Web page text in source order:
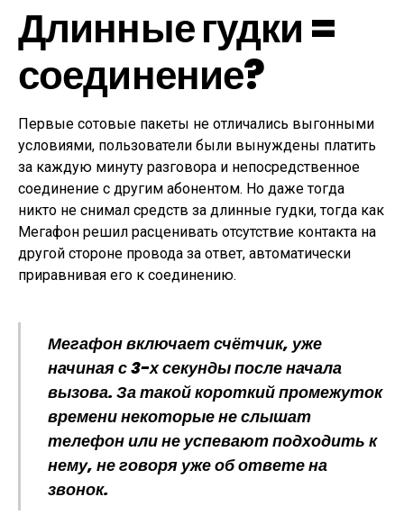
Длинные гудки =
соединение?
Первые сотовые пакеты не отличались выгонными
условиями, пользователи были вынуждены платить
за каждую минуту разговора и непосредственное
соединение с другим абонентом. Но даже тогда
никто не снимал средств за длинные гудки, тогда как
Мегафон решил расценивать отсутствие контакта на
другой стороне провода за ответ, автоматически
приравнивая его к соединению.
Мегафон включает счётчик, уже
начиная с 3-х секунды после начала
вызова. За такой короткий промежуток
времени некоторые не слышат
телефон или не успевают подходить к
нему, не говоря уже об ответе на
звонок.